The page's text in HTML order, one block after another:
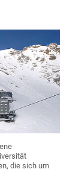
die sich um